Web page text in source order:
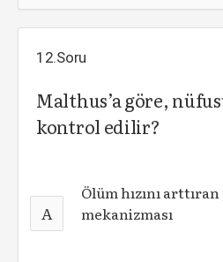
12.Soru
Malthus’a göre,
kontrol edilir?
A
Ölüm hızını
mekanizması